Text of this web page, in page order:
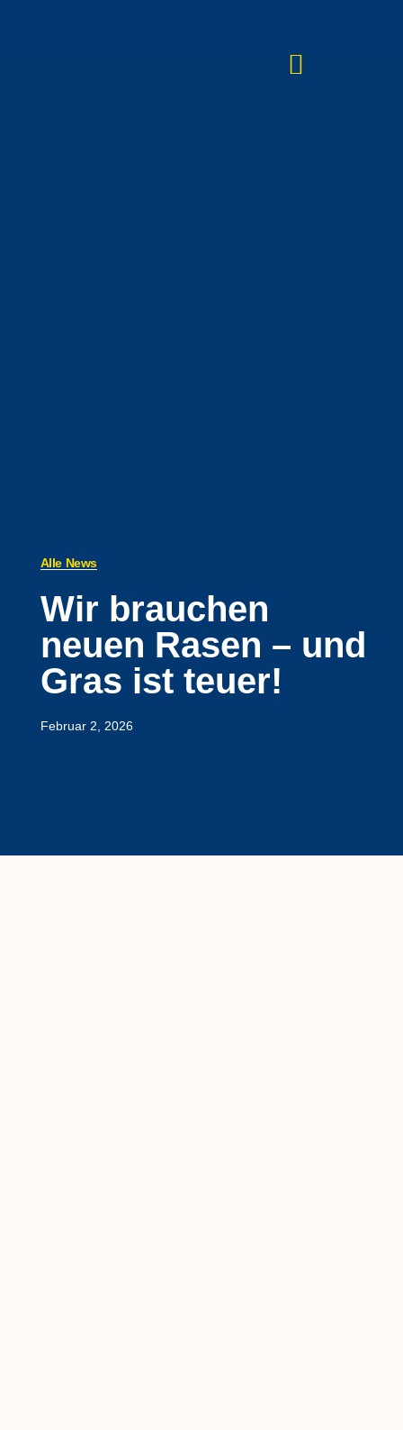
Alle News
Wir brauchen
neuen Rasen – und
Gras ist teuer!
Februar 2, 2026